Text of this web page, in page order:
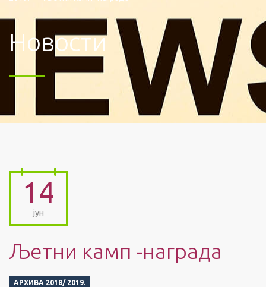
Новости
14
јун
Љетни камп -награда
АРХИВА 2018/ 2019.